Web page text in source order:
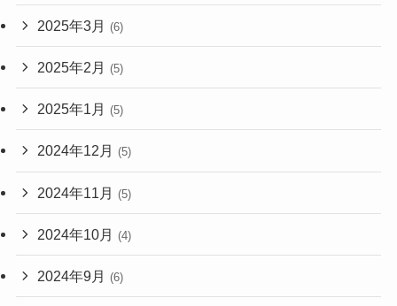
2025年3月 (6)
2025年2月 (5)
2025年1月 (5)
2024年12月 (5)
2024年11月 (5)
2024年10月 (4)
2024年9月 (6)